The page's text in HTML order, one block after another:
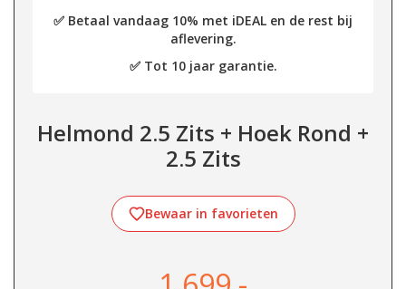
✅ Betaal vandaag 10% met iDEAL en de rest bij
aflevering.
✅ Tot 10 jaar garantie.
Helmond 2.5 Zits + Hoek Rond +
2.5 Zits
Bewaar in favorieten